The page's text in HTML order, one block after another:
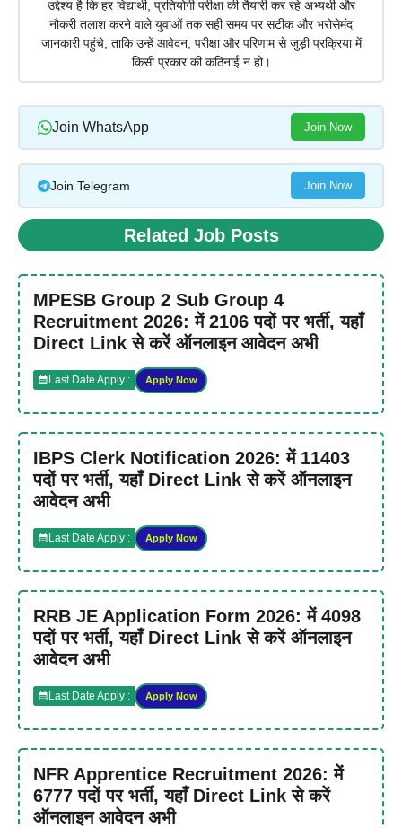
उद्देश्य है कि हर विद्यार्थी, प्रतियोगी परीक्षा की तैयारी कर रहे अभ्यर्थी और
नौकरी तलाश करने वाले युवाओं तक सही समय पर सटीक और भरोसेमंद
जानकारी पहुंचे, ताकि उन्हें आवेदन, परीक्षा और परिणाम से जुड़ी प्रक्रिया में
किसी प्रकार की कठिनाई न हो।
Join WhatsApp Join Now
Join Telegram Join Now
Related Job Posts
MPESB Group 2 Sub Group 4
Recruitment 2026: में 2106 पदों पर भर्ती, यहाँ
Direct Link से करें ऑनलाइन आवेदन अभी
Last Date Apply : Apply Now
IBPS Clerk Notification 2026: में 11403
पदों पर भर्ती, यहाँ Direct Link से करें ऑनलाइन
आवेदन अभी
Last Date Apply : Apply Now
RRB JE Application Form 2026: में 4098
पदों पर भर्ती, यहाँ Direct Link से करें ऑनलाइन
आवेदन अभी
Last Date Apply : Apply Now
NFR Apprentice Recruitment 2026: में
6777 पदों पर भर्ती, यहाँ Direct Link से करें
ऑनलाइन आवेदन अभी